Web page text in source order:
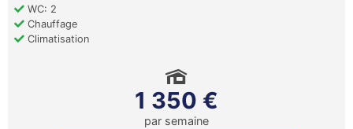
WC: 2
Chauffage
Climatisation
1 350 €
par semaine